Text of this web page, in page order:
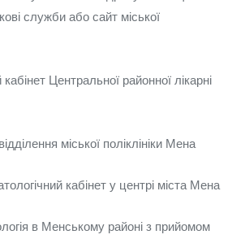
служби або сайт міської
Центральної районної лікарні
міської поліклініки Мена
кабінет у центрі міста Мена
в Менському районі з прийомом